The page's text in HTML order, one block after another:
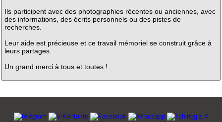
Ils participent avec des photographies récentes ou anciennes, avec
des informations, des écrits personnels ou des pistes de
recherches.
Leur aide est précieuse et ce travail mémoriel se construit grâce à
leurs partages.
Un grand merci à tous et toutes !